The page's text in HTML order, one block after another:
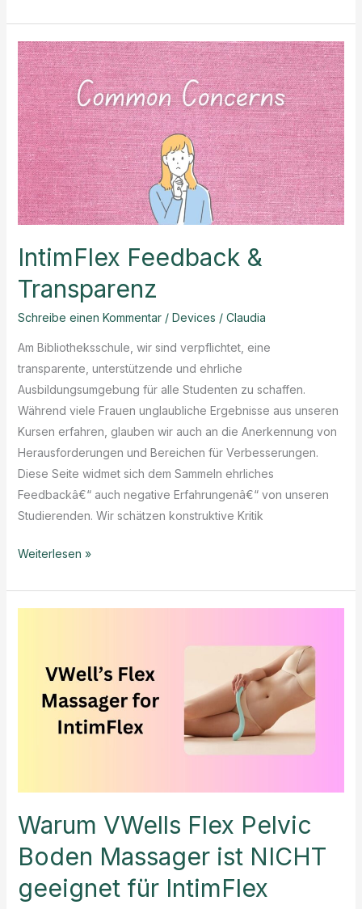
Fragen
zu
IntimFlex
Training
IntimFlex Feedback &
Transparenz
Schreibe einen Kommentar / Devices / Claudia
Am Bibliotheksschule, wir sind verpflichtet, eine
transparente, unterstützende und ehrliche
Ausbildungsumgebung für alle Studenten zu schaffen.
Während viele Frauen unglaubliche Ergebnisse aus unseren
Kursen erfahren, glauben wir auch an die Anerkennung von
Herausforderungen und Bereichen für Verbesserungen.
Diese Seite widmet sich dem Sammeln ehrliches
Feedbackâ€“ auch negative Erfahrungenâ€“ von unseren
Studierenden. Wir schätzen konstruktive Kritik
IntimFlex
&
Weiterlesen »
Warum VWells Flex Pelvic
Boden Massager ist NICHT
geeignet für IntimFlex